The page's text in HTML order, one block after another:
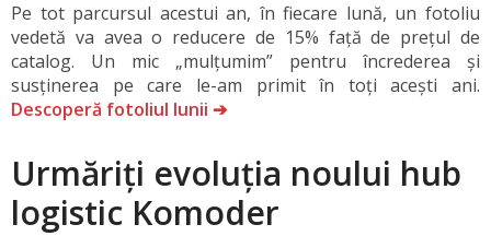
Pe tot parcursul acestui an, în fiecare lună, un fotoliu
vedetă va avea o reducere de 15% față de prețul de
catalog. Un mic „mulțumim” pentru încrederea și
susținerea pe care le-am primit în toți acești ani.
Descoperă fotoliul lunii ➔
Urmăriți evoluția noului hub
logistic Komoder